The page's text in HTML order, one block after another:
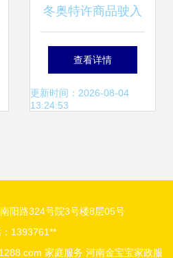
冬奥特许商品驶入
高速服务区 家庭服
务新窗口
查看详情
更新时间：2026-08-04
13:24:53
阳路324号院3号楼8层05号
：1393761**
家庭服务 河南金宝宝家政服